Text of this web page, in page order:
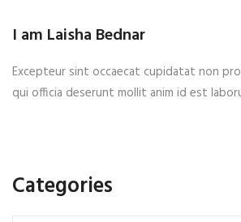
I am Laisha Bednar
Excepteur sint occaecat cupidatat non
qui officia deserunt mollit anim id est
Categories